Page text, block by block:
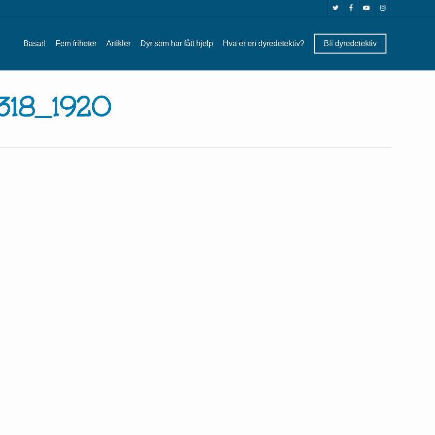
twitter facebookyoutubeinstagram
Basar! Fem friheter Artikler Dyr som har fått hjelp Hva er en dyredetektiv? Bli dyredetektiv